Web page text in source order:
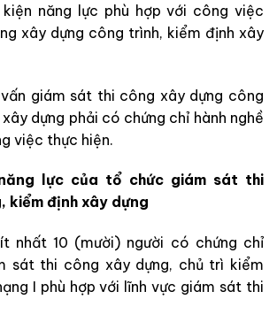
năng lực phù hợp với công việc
xây dựng công trình, kiểm định xây
giám sát thi công xây dựng công
dựng phải có chứng chỉ hành nghề
việc thực hiện.
lực của tổ chức giám sát thi
kiểm định xây dựng
nhất 10 (mười) người có chứng chỉ
sát thi công xây dựng, chủ trì kiểm
I phù hợp với lĩnh vực giám sát thi